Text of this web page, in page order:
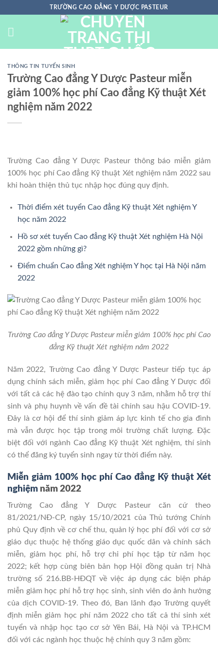
nội
TRƯỜNG CAO ĐẲNG Y DƯỢC PASTEUR
THÔNG TIN TUYỂN SINH
Trường Cao đẳng Y Dược Pasteur miễn
giảm 100% học phí Cao đẳng Kỹ thuật Xét
nghiệm năm 2022
Trường Cao đẳng Y Dược Pasteur thông báo miễn giảm
100% học phí Cao đẳng Kỹ thuật Xét nghiệm năm 2022 sau
khi hoàn thiện thủ tục nhập học đúng quy định.
Thời điểm xét tuyển Cao đẳng Kỹ thuật Xét nghiệm Y
học năm 2022
Hồ sơ xét tuyển Cao đẳng Kỹ thuật Xét nghiệm Hà Nội
2022 gồm những gì?
Điểm chuẩn Cao đẳng Xét nghiệm Y học tại Hà Nội năm
2022
Trường Cao đẳng Y Dược Pasteur miễn giảm 100% học phí Cao
đẳng Kỹ thuật Xét nghiệm năm 2022
Năm 2022, Trường Cao đẳng Y Dược Pasteur tiếp tục áp
dụng chính sách miễn, giảm học phí Cao đẳng Y Dược đối
với tất cả các hệ đào tạo chính quy 3 năm, nhằm hỗ trợ thí
sinh và phụ huynh về vấn đề tài chính sau hậu COVID-19.
Đây là cơ hội để thí sinh giảm áp lực kinh tế cho gia đình
mà vẫn được học tập trong môi trường chất lượng. Đặc
biệt đối với ngành Cao đẳng Kỹ thuật Xét nghiệm, thí sinh
có thể đăng ký tuyển sinh ngay từ thời điểm này.
Miễn giảm 100% học phí Cao đẳng Kỹ thuật Xét
nghiệm năm 2022
Trường Cao đẳng Y Dược Pasteur căn cứ theo
81/2021/NĐ-CP, ngày 15/10/2021 của Thủ tướng Chính
phủ Quy định về cơ chế thu, quản lý học phí đối với cơ sở
giáo dục thuộc hệ thống giáo dục quốc dân và chính sách
miễn, giảm học phí, hỗ trợ chi phí học tập từ năm học
2022; kết hợp cùng biên bản họp Hội đồng quản trị Nhà
trường số 216.BB-HĐQT về việc áp dụng các biện pháp
miễn giảm học phí hỗ trợ học sinh, sinh viên do ảnh hưởng
của dịch COVID-19. Theo đó, Ban lãnh đạo Trường quyết
định miễn giảm học phí năm 2022 cho tất cả thí sinh xét
tuyển và nhập học tạo cơ sở Yên Bái, Hà Nội và TP.HCM
đối với các ngành học thuộc hệ chính quy 3 năm gồm: